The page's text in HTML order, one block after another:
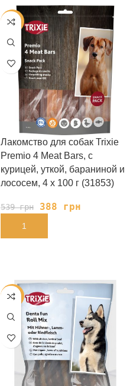
-28%
Лакомство для собак Trixie
Premio 4 Meat Bars, с
курицей, уткой, бараниной и
лососем, 4 x 100 г (31853)
539грн 388 грн
В КОРЗИНУ
-28%